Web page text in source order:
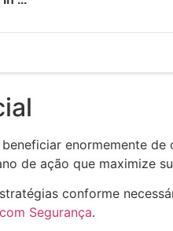
enormemente
de ação que maximize
conforme
Segurança.